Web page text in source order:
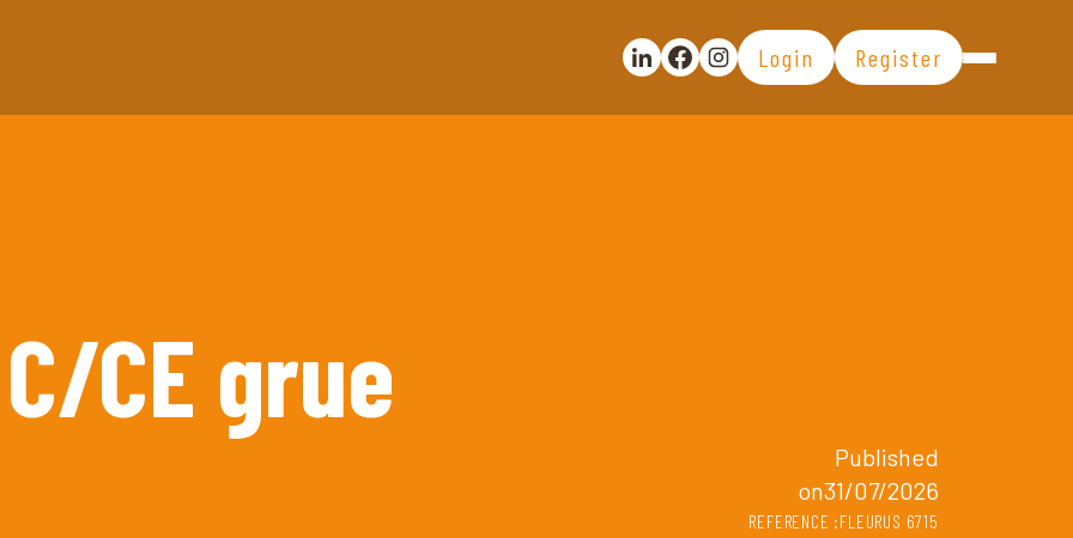
Partager la publication sur Linkedin
Partager la publication sur Facebook
Voir la page Instagram
Login Register
CE grue
Published
on31/07/2026
REFERENCE :FLEURUS 6715